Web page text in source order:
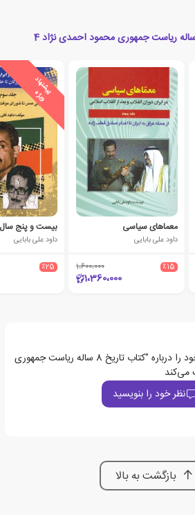
معماهای سیاسی
داود علی بابایی
٪15 1،600،000
1،360،000
پ
ی
ش
ن
ه
ا
د
و
ی
ژ
ه
داود علی بابایی
٪25
اولین نفری باشید که نظر خود را درباره "کتاب تاریخ 8 ساله ریاست جمهوری
نظر خود را بنویسید
بازگشت به بالا